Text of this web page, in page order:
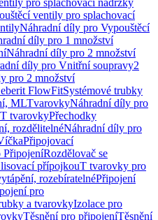
pro splachovací nádržky
ventily pro splachovací
Náhradní díly pro Vypouštěcí
díly pro 1 množství
Náhradní díly pro 2 množství
díly pro Vnitřní soupravy2
pro 2 množství
FlowFitSystémové trubky
MLTvarovkyNáhradní díly pro
T tvarovkyPřechodky
rozdělitelnéNáhradní díly pro
Připojovací
PřipojeníRozdělovač se
přípojkouT tvarovky pro
rozebíratelnéPřipojení
pro
a tvarovkyIzolace pro
Těsnění pro připojeníTěsnění